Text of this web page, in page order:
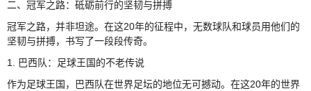
二、冠军之路：砥砺前行的坚韧与拼搏
冠军之路，并非坦途。在这20年的征程中，无数球队和球员用他们的
坚韧与拼搏，书写了一段段传奇。
1. 巴西队：足球王国的不老传说
作为足球王国，巴西队在世界足坛的地位无可撼动。在这20年的世界